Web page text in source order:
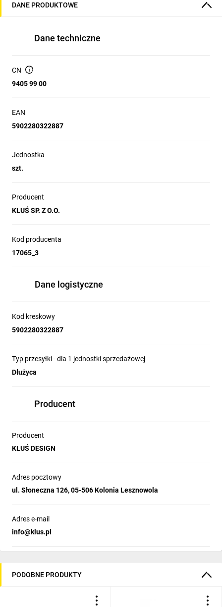
DANE PRODUKTOWE
Dane techniczne
CN
9405 99 00
EAN
5902280322887
Jednostka
szt.
Producent
KLUŚ SP. Z O.O.
Kod producenta
17065_3
Dane logistyczne
Kod kreskowy
5902280322887
Typ przesyłki - dla 1 jednostki sprzedażowej
Dłużyca
Producent
Producent
KLUŚ DESIGN
Adres pocztowy
ul. Słoneczna 126, 05-506 Kolonia Lesznowola
Adres e-mail
info@klus.pl
PODOBNE PRODUKTY